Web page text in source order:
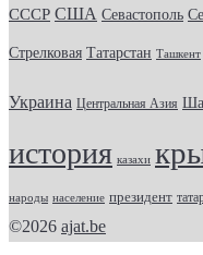
СССР США Севастополь
Стрелковая Татарстан Ташкент
Украина Центральная Азия
история казахи
народы население президент
©2026 ajat.be